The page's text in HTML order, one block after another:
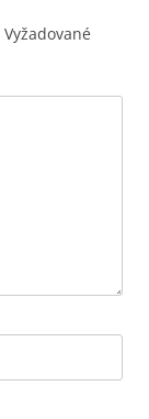
Vyžadované